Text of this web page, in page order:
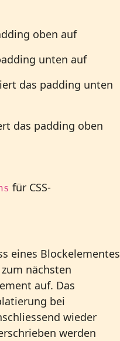
oben auf
unten auf
das padding unten
das padding oben
für CSS-
eines Blockelementes
nächsten
auf. Das
bei
wieder
werden